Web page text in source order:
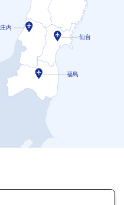
庄内
仙台
福島